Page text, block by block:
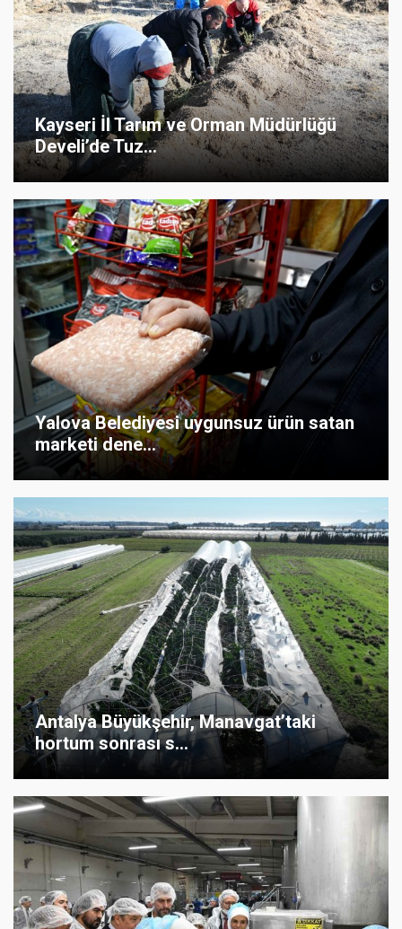
Kayseri İl Tarım ve Orman Müdürlüğü
Develi’de Tuz...
Yalova Belediyesi uygunsuz ürün satan
marketi dene...
Antalya Büyükşehir, Manavgat’taki
hortum sonrası s...